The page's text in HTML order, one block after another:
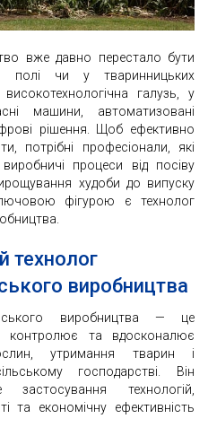
вже давно перестало бути
чи у тваринницьких
галузь, у
машини, автоматизовані
рішення. Щоб ефективно
потрібні професіонали, які
процеси від посіву
худоби до випуску
фігурою є технолог
технолог
виробництва
виробництва — це
контролює та вдосконалює
утримання тварин і
господарстві. Він
технологій,
та економічну ефективність